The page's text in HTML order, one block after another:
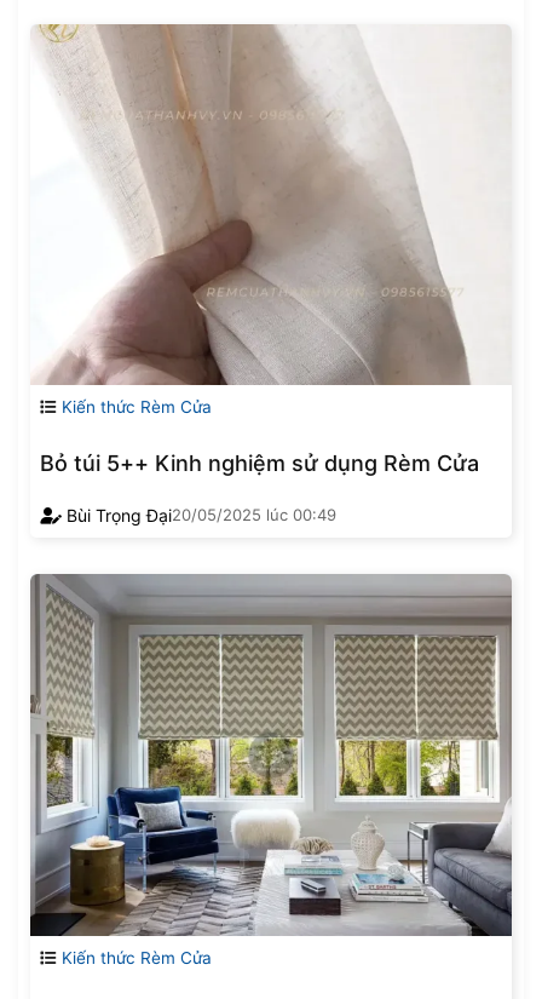
Kiến thức Rèm Cửa
Bỏ túi 5++ Kinh nghiệm sử dụng Rèm Cửa
Bùi Trọng Đại20/05/2025 lúc 00:49
Kiến thức Rèm Cửa